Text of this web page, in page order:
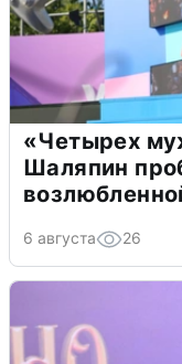
«Четырех
Шаляпин
6 августа 26